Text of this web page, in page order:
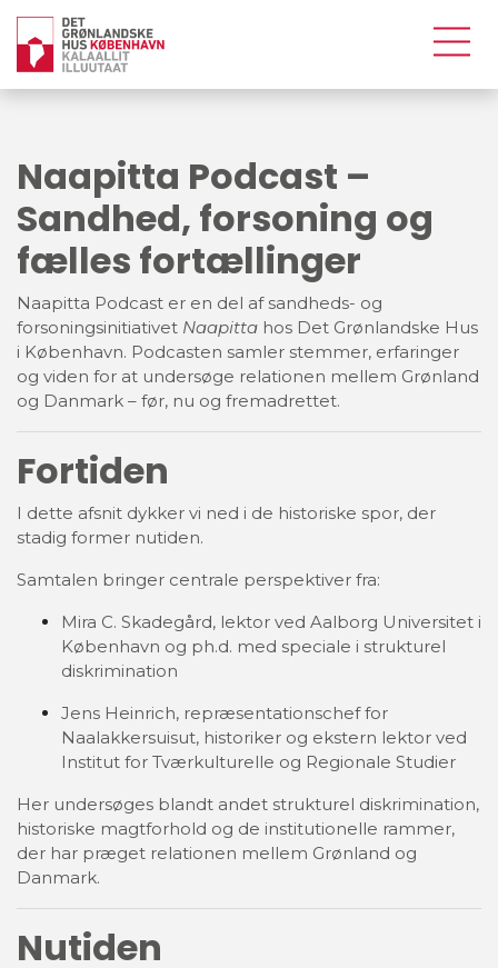
Naapitta Podcast –
Sandhed, forsoning og
fælles fortællinger
Naapitta Podcast er en del af sandheds- og
forsoningsinitiativet Naapitta hos Det Grønlandske Hus
i København. Podcasten samler stemmer, erfaringer
og viden for at undersøge relationen mellem Grønland
og Danmark – før, nu og fremadrettet.
Fortiden
I dette afsnit dykker vi ned i de historiske spor, der
stadig former nutiden.
Samtalen bringer centrale perspektiver fra:
Mira C. Skadegård, lektor ved Aalborg Universitet i
København og ph.d. med speciale i strukturel
diskrimination
Jens Heinrich, repræsentationschef for
Naalakkersuisut, historiker og ekstern lektor ved
Institut for Tværkulturelle og Regionale Studier
Her undersøges blandt andet strukturel diskrimination,
historiske magtforhold og de institutionelle rammer,
der har præget relationen mellem Grønland og
Danmark.
Nutiden